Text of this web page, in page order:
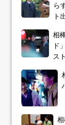
ら
ト
相
ド
ス